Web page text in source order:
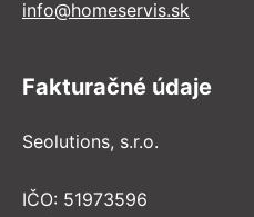
info@homeservis.sk
Fakturačné údaje
Seolutions, s.r.o.
IČO: 51973596